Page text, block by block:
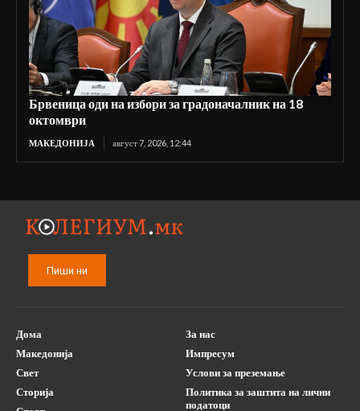
Брвеница оди на избори за градоначалник на 18
октомври
МАКЕДОНИЈА август 7, 2026, 12:44
Пиши ни
Дома
Македонија
Свет
Сторија
За нас
Импресум
Услови за преземање
Политика за заштита на лични
податоци